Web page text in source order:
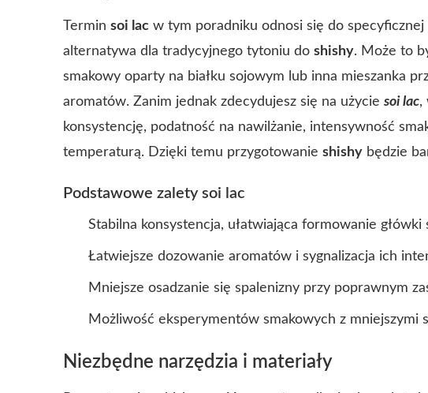
Termin soi lac w tym poradniku odnosi się do specyficznej
alternatywa dla tradycyjnego tytoniu do shishy. Może to
smakowy oparty na białku sojowym lub inna mieszanka
aromatów. Zanim jednak zdecydujesz się na użycie soi lac,
konsystencję, podatność na nawilżanie, intensywność
temperaturą. Dzięki temu przygotowanie shishy będzie
Podstawowe zalety soi lac
Stabilna konsystencja, ułatwiająca formowanie główki
Łatwiejsze dozowanie aromatów i sygnalizacja ich
Mniejsze osadzanie się spalenizny przy poprawnym
Możliwość eksperymentów smakowych z mniejszymi
Niezbędne narzędzia i materiały